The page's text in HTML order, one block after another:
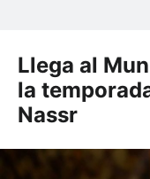
Llega al
la
Nassr